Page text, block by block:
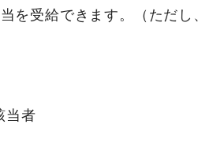
を受給できます。（ただし
当者